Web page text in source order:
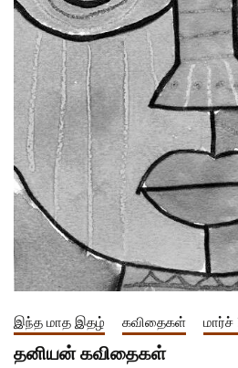
இந்த மாத இதழ் கவிதைகள் மார்ச்
தனியன் கவிதைகள்